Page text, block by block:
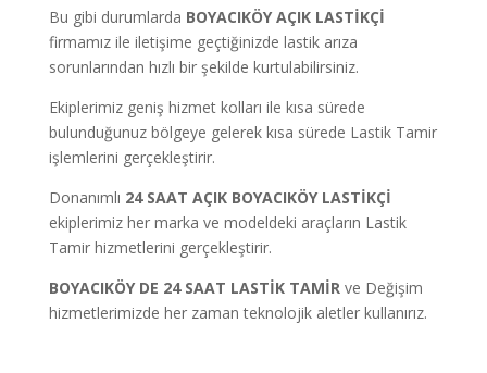
Bu gibi durumlarda BOYACIKÖYAÇIK LASTİKÇİ
firmamız ile iletişime geçtiğinizde lastik arıza
sorunlarından hızlı bir şekilde kurtulabilirsiniz.
Ekiplerimiz geniş hizmet kolları ile kısa sürede
bulunduğunuz bölgeye gelerek kısa sürede Lastik Tamir
işlemlerini gerçekleştirir.
Donanımlı 24 SAAT AÇIK BOYACIKÖY LASTİKÇİ
ekiplerimiz her marka ve modeldeki araçların Lastik
Tamir hizmetlerini gerçekleştirir.
BOYACIKÖY DE 24 SAAT LASTİK TAMİR ve Değişim
hizmetlerimizde her zaman teknolojik aletler kullanırız.